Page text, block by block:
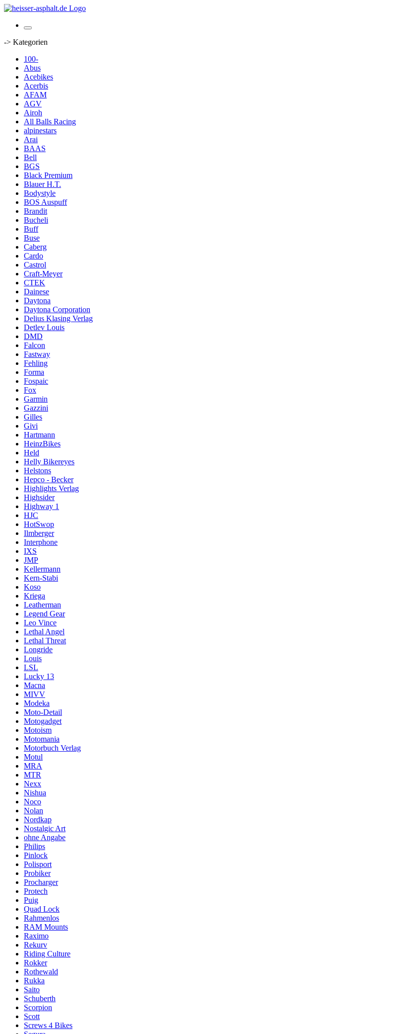
-> Kategorien
100-
Abus
Acebikes
Acerbis
AFAM
AGV
Airoh
All Balls Racing
alpinestars
Arai
BAAS
Bell
BGS
Black Premium
Blauer H.T.
Bodystyle
BOS Auspuff
Brandit
Bucheli
Buff
Buse
Caberg
Cardo
Castrol
Craft-Meyer
CTEK
Dainese
Daytona
Daytona Corporation
Delius Klasing Verlag
Detlev Louis
DMD
Falcon
Fastway
Fehling
Forma
Fospaic
Fox
Garmin
Gazzini
Gilles
Givi
Hartmann
HeinzBikes
Held
Helly Bikereyes
Helstons
Hepco - Becker
Highlights Verlag
Highsider
Highway 1
HJC
HotSwop
Ilmberger
Interphone
IXS
JMP
Kellermann
Kern-Stabi
Koso
Kriega
Leatherman
Legend Gear
Leo Vince
Lethal Angel
Lethal Threat
Longride
Louis
LSL
Lucky 13
Macna
MIVV
Modeka
Moto-Detail
Motogadget
Motoism
Motomania
Motorbuch Verlag
Motul
MRA
MTR
Nexx
Nishua
Noco
Nolan
Nordkap
Nostalgic Art
ohne Angabe
Philips
Pinlock
Polisport
Probiker
Procharger
Protech
Puig
Quad Lock
Rahmenlos
RAM Mounts
Raximo
Rekurv
Riding Culture
Rokker
Rothewald
Rukka
Saito
Schuberth
Scorpion
Scott
Screws 4 Bikes